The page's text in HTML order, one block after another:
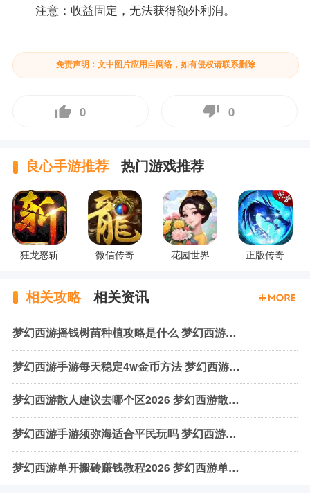
注意：收益固定，无法获得额外利润。
免责声明：文中图片应用自网络，如有侵权请联系删除
0 0
良心手游推荐 热门游戏推荐
狂龙怒斩 微信传奇 花园世界 正版传奇
相关攻略 相关资讯
梦幻西游摇钱树苗种植攻略是什么 梦幻西游摇钱树怎么种
梦幻西游手游每天稳定4w金币方法 梦幻西游手游稳定金币赚取攻略
梦幻西游散人建议去哪个区2026 梦幻西游散人区服一览
梦幻西游手游须弥海适合平民玩吗 梦幻西游须弥海平民选择攻略
梦幻西游单开搬砖赚钱教程2026 梦幻西游单开怎么怎办搬砖攻略